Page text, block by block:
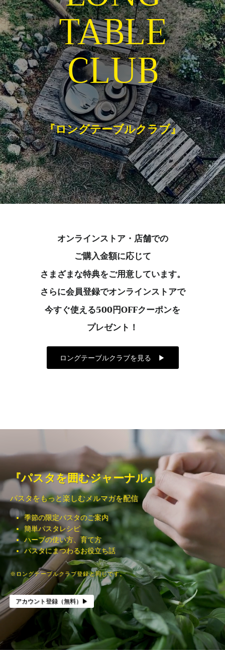
TABLE
CLUB
『ロングテーブルクラブ』
オンラインストア・店舗での
ご購入金額に応じて
さまざまな特典をご用意しています。
さらに会員登録でオンラインストアで
今すぐ使える500円OFFクーポンを
プレゼント！
ロングテーブルクラブを見る ▶︎
『パスタを囲むジャーナル』
パスタをもっと楽しむメルマガを配信
季節の限定パスタのご案内
簡単パスタレシピ
ハーブの使い方、育て方
パスタにまつわるお役立ち話
※ロングテーブルクラブ登録と同じです。
アカウント登録（無料）▶︎